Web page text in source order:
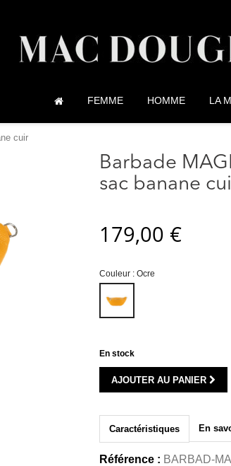
FEMME HOMME LA
cuir
Barbade
sac banane
179,00 €
Couleur : Ocre
En stock
AJOUTER AU PANIER
Caractéristiques En
Référence : BARBAD-